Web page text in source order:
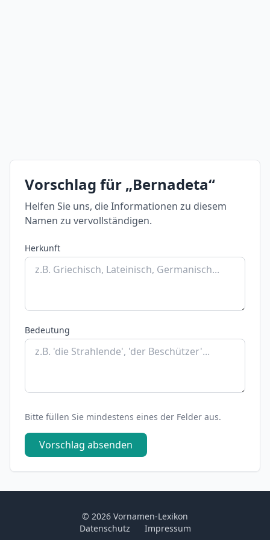
Vorschlag für „Bernadeta“
Helfen Sie uns, die Informationen zu diesem
Namen zu vervollständigen.
Herkunft
Bedeutung
Bitte füllen Sie mindestens eines der Felder aus.
Vorschlag absenden
© 2026 Vornamen-Lexikon
Datenschutz
Impressum